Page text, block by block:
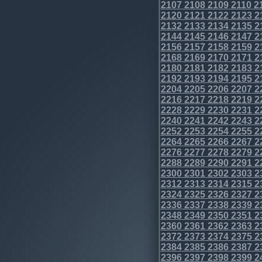
2107 210821092110
212021212122 2123
2132 213321342135
2144214521462147
21562157 21582159
2168216921702171
218021812182 2183
2192 219321942195
2204220522062207
22162217 22182219
2228222922302231
224022412242 2243
2252 225322542255
2264226522662267
22762277 22782279
2288228922902291
230023012302 2303
2312 231323142315
2324232523262327
23362337 23382339
2348234923502351
236023612362 2363
2372 237323742375
2384238523862387
23962397 23982399